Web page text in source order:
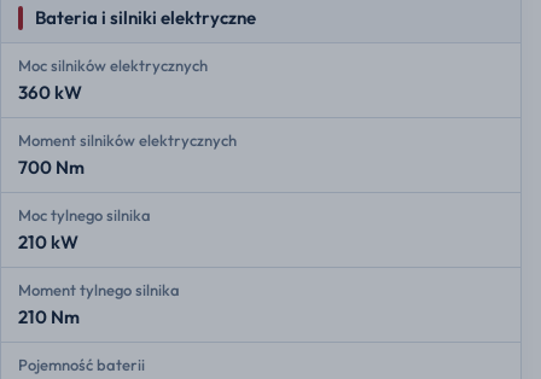
Bateria i silniki elektryczne
Moc silników elektrycznych
360 kW
Moment silników elektrycznych
700 Nm
Moc tylnego silnika
210 kW
Moment tylnego silnika
210 Nm
Pojemność baterii